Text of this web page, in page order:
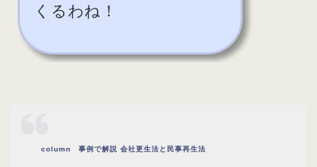
くるわね！
column 事例で解説 会社更生法と民事再生法